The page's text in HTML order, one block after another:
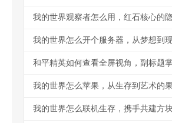
我的世界观察者怎么用，红石核心的
我的世界怎么开个服务器，从梦想到
我的世界怎么苹果，从生存到艺术的